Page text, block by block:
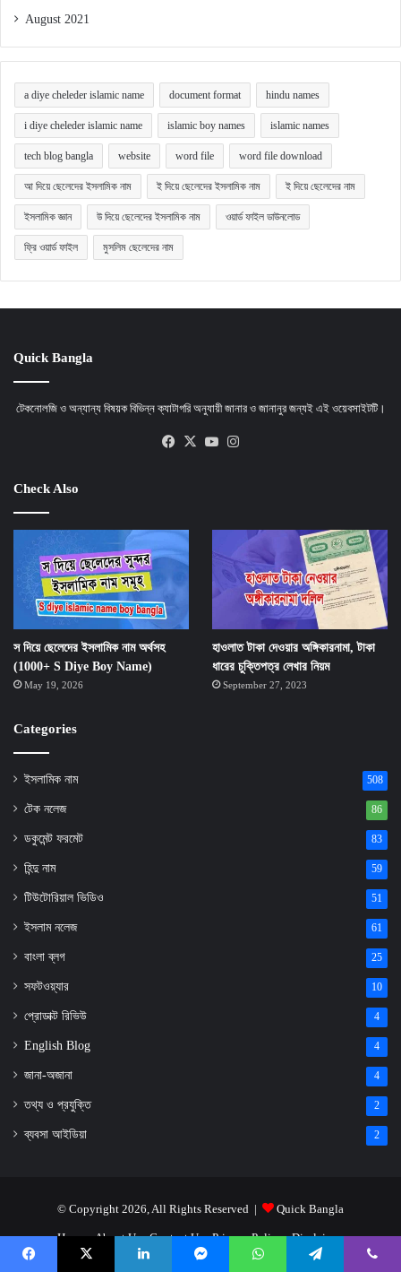
August 2021
a diye cheleder islamic name document format hindu names
i diye cheleder islamic name islamic boy names islamic names
tech blog bangla website word file word file download
আ দিয়ে ছেলেদের ইসলামিক নাম ই দিয়ে ছেলেদের ইসলামিক নাম ই দিয়ে ছেলেদের নাম
ইসলামিক জ্ঞান উ দিয়ে ছেলেদের ইসলামিক নাম ওয়ার্ড ফাইল ডাউনলোড
ফ্রি ওয়ার্ড ফাইল মুসলিম ছেলেদের নাম
Quick Bangla
টেকনোলজি ও অন্যান্য বিষয়ক বিভিন্ন ক্যাটাগরি অনুযায়ী জানার ও জানানুর জন্যই এই ওয়েবসাইটটি।
Facebook
X YouTube
Check Also
স দিয়ে ছেলেদের ইসলামিক নাম অর্থসহ
(1000+ S Diye Boy Name)
May 19, 2026
হাওলাত টাকা দেওয়ার অঙ্গিকারনামা, টাকা
ধারের চুক্তিপত্র লেখার নিয়ম
September 27, 2023
Categories
ইসলামিক নাম 508
টেক নলেজ 86
ডকুমেন্ট ফরমেট 83
হিন্দু নাম 59
টিউটোরিয়াল ভিডিও 51
ইসলাম নলেজ 61
বাংলা ব্লগ 25
সফটওয়্যার 10
প্রোডাক্ট রিভিউ 4
English Blog 4
জানা-অজানা 4
তথ্য ও প্রযুক্তি 2
ব্যবসা আইডিয়া 2
© Copyright 2026, All Rights Reserved | Quick Bangla
Home About Us Contact Us Privacy Policy Disclaimer